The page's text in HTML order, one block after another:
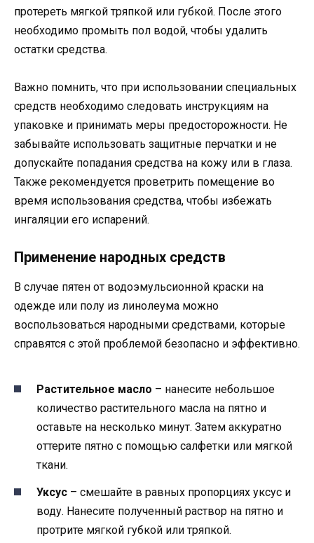
протереть мягкой тряпкой или губкой. После этого
необходимо промыть пол водой, чтобы удалить
остатки средства.
Важно помнить, что при использовании специальных
средств необходимо следовать инструкциям на
упаковке и принимать меры предосторожности. Не
забывайте использовать защитные перчатки и не
допускайте попадания средства на кожу или в глаза.
Также рекомендуется проветрить помещение во
время использования средства, чтобы избежать
ингаляции его испарений.
Применение народных средств
В случае пятен от водоэмульсионной краски на
одежде или полу из линолеума можно
воспользоваться народными средствами, которые
справятся с этой проблемой безопасно и эффективно.
Растительное масло – нанесите небольшое
количество растительного масла на пятно и
оставьте на несколько минут. Затем аккуратно
оттерите пятно с помощью салфетки или мягкой
ткани.
Уксус – смешайте в равных пропорциях уксус и
воду. Нанесите полученный раствор на пятно и
протрите мягкой губкой или тряпкой.